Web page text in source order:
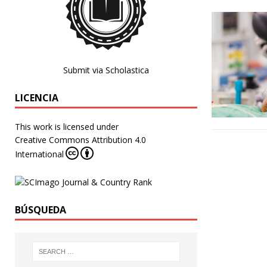
Submit via Scholastica
LICENCIA
This work is licensed under
Creative Commons Attribution 4.0
International
BÚSQUEDA